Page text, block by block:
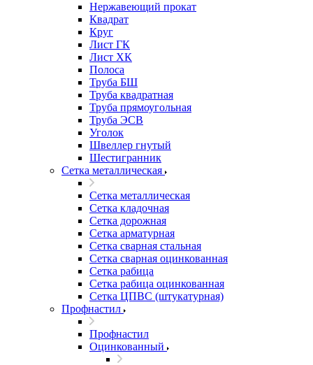
Нержавеющий прокат
Квадрат
Круг
Лист ГК
Лист ХК
Полоса
Труба БШ
Труба квадратная
Труба прямоугольная
Труба ЭСВ
Уголок
Швеллер гнутый
Шестигранник
Сетка металлическая
Сетка металлическая
Сетка кладочная
Сетка дорожная
Сетка арматурная
Сетка сварная стальная
Сетка сварная оцинкованная
Сетка рабица
Сетка рабица оцинкованная
Сетка ЦПВС (штукатурная)
Профнастил
Профнастил
Оцинкованный